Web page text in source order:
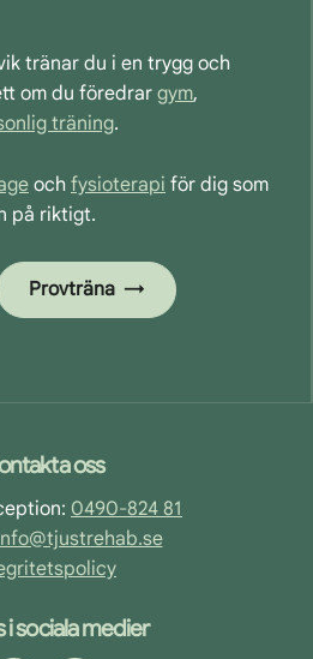
tränar du i en trygg och
om du föredrar gym,
träning.
och fysioterapi för dig som
på riktigt.
Provträna
Footer
oss
0490-824 81
i sociala medier